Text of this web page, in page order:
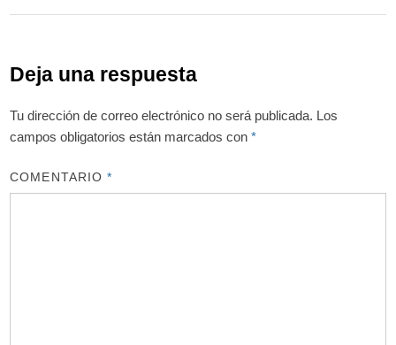
Deja una respuesta
Tu dirección de correo electrónico no será publicada. Los
campos obligatorios están marcados con*
COMENTARIO*